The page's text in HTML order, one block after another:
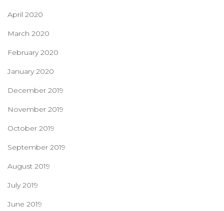
April 2020
March 2020
February 2020
January 2020
December 2019
November 2019
October 2019
September 2019
August 2019
July 2019
June 2019